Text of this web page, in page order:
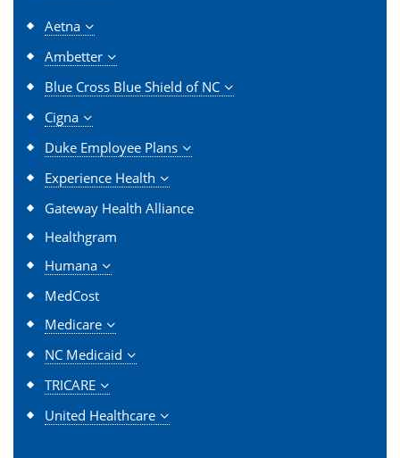
Aetna
Ambetter
Blue Cross Blue Shield of NC
Cigna
Duke Employee Plans
Experience Health
Gateway Health Alliance
Healthgram
Humana
MedCost
Medicare
NC Medicaid
TRICARE
United Healthcare